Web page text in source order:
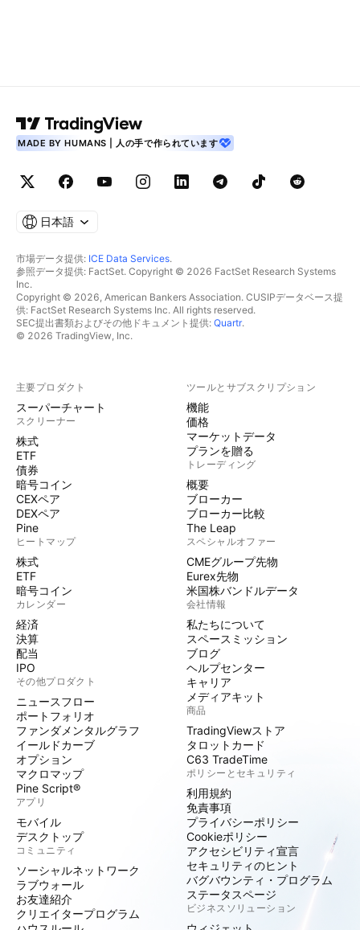
MADE BY HUMANS | 人の手で作られています
日本語
市場データ提供: ICE Data Services.
参照データ提供: FactSet. Copyright © 2026 FactSet Research Systems
Inc.
Copyright © 2026, American Bankers Association. CUSIPデータベース提
供: FactSet Research Systems Inc. All rights reserved.
SEC提出書類およびその他ドキュメント提供: Quartr.
© 2026 TradingView, Inc.
主要プロダクト
スーパーチャート
スクリーナー
株式
ETF
債券
暗号コイン
CEXペア
DEXペア
Pine
ヒートマップ
株式
ETF
暗号コイン
カレンダー
経済
決算
配当
IPO
その他プロダクト
ニュースフロー
ポートフォリオ
ファンダメンタルグラフ
イールドカーブ
オプション
マクロマップ
Pine Script®
アプリ
モバイル
デスクトップ
コミュニティ
ソーシャルネットワーク
ラブウォール
お友達紹介
クリエイタープログラム
ツールとサブスクリプション
機能
価格
マーケットデータ
プランを贈る
トレーディング
概要
ブローカー
ブローカー比較
The Leap
スペシャルオファー
CMEグループ先物
Eurex先物
米国株バンドルデータ
会社情報
私たちについて
スペースミッション
ブログ
ヘルプセンター
キャリア
メディアキット
商品
TradingViewストア
タロットカード
C63 TradeTime
ポリシーとセキュリティ
利用規約
免責事項
プライバシーポリシー
Cookieポリシー
アクセシビリティ宣言
セキュリティのヒント
バグバウンティ・プログラム
ステータスページ
ビジネスソリューション